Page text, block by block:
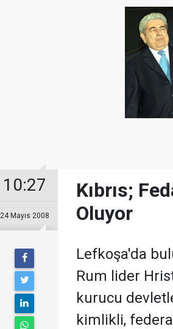
10:27
24 Mayıs 2008
Kıbrıs;
Oluyor
Lefkoşa'da
Rum lider
kurucu
kimlikli,